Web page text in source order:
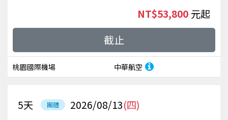
桃園國際機場 中華航空
NT$53,800 起
截止
團體 2026/08/13(四)
5天